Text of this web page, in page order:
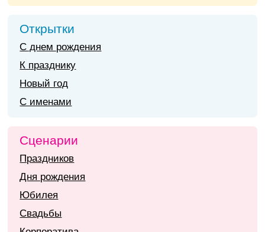
Открытки
С днем рождения
К празднику
Новый год
С именами
Сценарии
Праздников
Дня рождения
Юбилея
Свадьбы